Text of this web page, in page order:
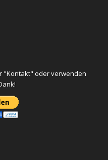
"Kontakt" oder verwenden